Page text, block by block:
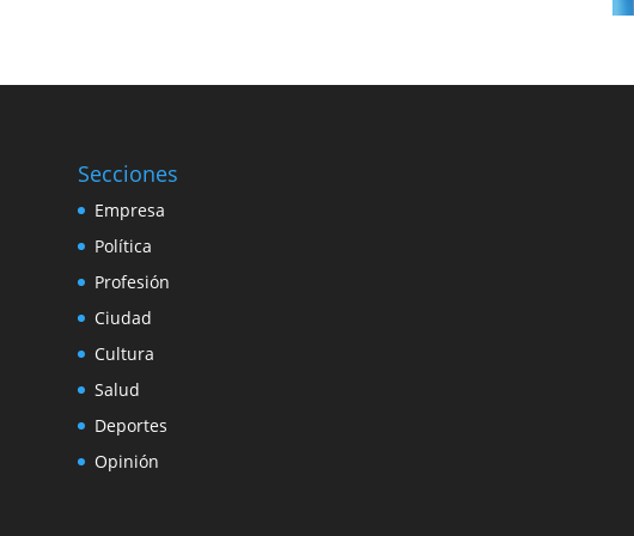
Secciones
Empresa
Política
Profesión
Ciudad
Cultura
Salud
Deportes
Opinión